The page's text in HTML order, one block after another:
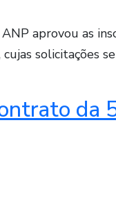
aprovou as
solicitações
da